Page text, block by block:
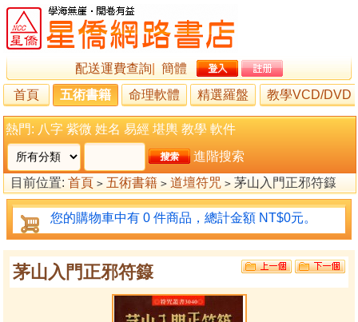
配送運費查詢
簡體
首頁
五術書籍 命理軟體 精選羅盤 教學VCD/DVD
熱門: 八字 紫微 姓名 易經 堪輿 教學 軟件
進階搜索
目前位置: 首頁 > 五術書籍 > 道壇符咒 > 茅山入門正邪符籙
您的購物車中有 0 件商品，總計金額 NT$0元。
茅山入門正邪符籙